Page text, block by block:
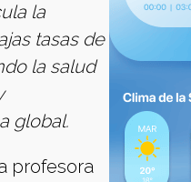
la
tasas de
la salud
global.
profesora